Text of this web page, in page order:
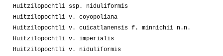
Huitzilopochtli ssp. niduliformis
Huitzilopochtli v. coyopoliana
Huitzilopochtli v. cuicatlanensis f. minnichii n.n.
Huitzilopochtli v. imperialis
Huitzilopochtli v. niduliformis